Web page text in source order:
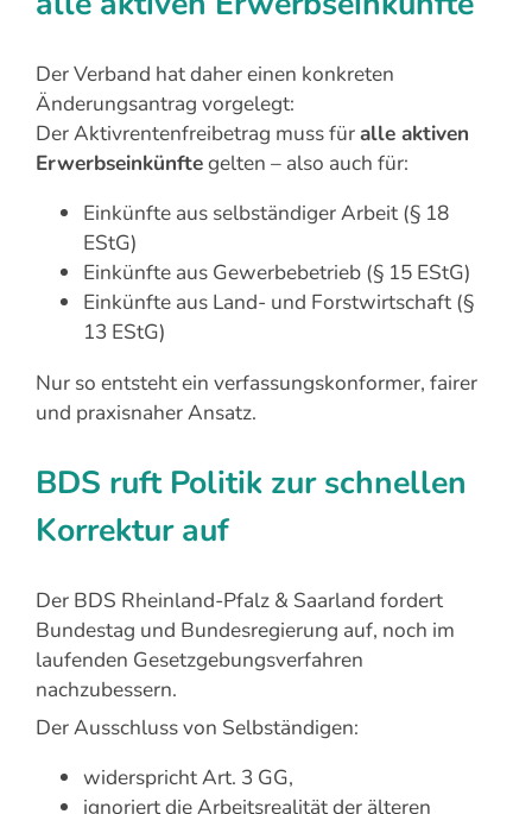
Der Verband hat daher einen konkreten
Änderungsantrag vorgelegt:
Der Aktivrentenfreibetrag muss füralle aktiven
Erwerbseinkünftegelten – also auch für:
Einkünfte aus selbständiger Arbeit (§ 18
EStG)
Einkünfte aus Gewerbebetrieb (§ 15 EStG)
Einkünfte aus Land- und Forstwirtschaft (§
13 EStG)
Nur so entsteht ein verfassungskonformer, fairer
und praxisnaher Ansatz.
BDS ruft Politik zur schnellen
Korrektur auf
Der BDS Rheinland-Pfalz & Saarland fordert
Bundestag und Bundesregierung auf, noch im
laufenden Gesetzgebungsverfahren
nachzubessern.
Der Ausschluss von Selbständigen:
widerspricht Art. 3 GG,
ignoriert die Arbeitsrealität der älteren